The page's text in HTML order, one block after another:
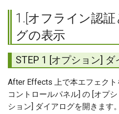
STEP 2 確認ダイアログ
STEP 3 返還リクエストフ
ァイルの保存
3.返還リクエストファイルの
アップロード
1.[オフライン認
グの表示
STEP 1 [オプション] ダ
After Effects 上で本エフェクト
コントロールパネル] の [オプ
ション] ダイアログを開きます。